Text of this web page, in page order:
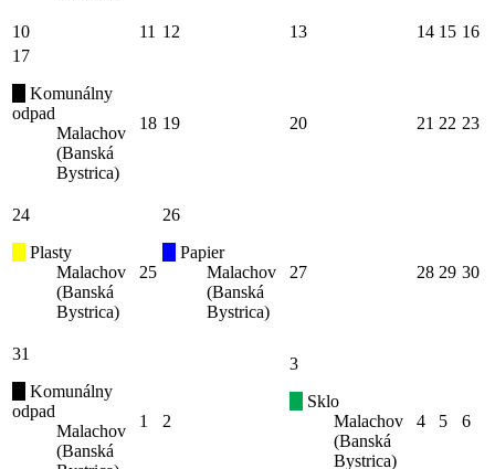
10 11 12 13 14 15 16
17
Komunálny
odpad
Malachov
(Banská
Bystrica)
18 19 20 21 22 23
24
Plasty
Malachov
(Banská
Bystrica)
25
26
Papier
Malachov
(Banská
Bystrica)
27 28 29 30
31
Komunálny
odpad
Malachov
(Banská
1 2
3
Sklo
Malachov
(Banská
Bystrica)
4 5 6